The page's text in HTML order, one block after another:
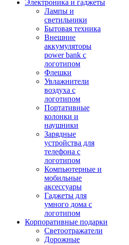
Электроника и гаджеты
Лампы и
светильники
Бытовая техника
Внешние
аккумуляторы
power bank с
логотипом
Флешки
Увлажнители
воздуха с
логотипом
Портативные
колонки и
наушники
Зарядные
устройства для
телефона с
логотипом
Компьютерные и
мобильные
аксессуары
Гаджеты для
умного дома с
логотипом
Корпоративные подарки
Светоотражатели
Дорожные